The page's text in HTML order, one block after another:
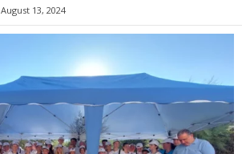
August 13, 2024